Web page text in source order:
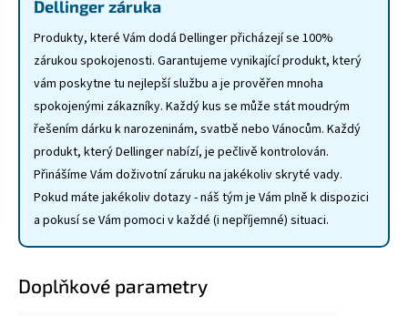
Dellinger záruka
Produkty, které Vám dodá Dellinger přicházejí se 100%
zárukou spokojenosti. Garantujeme vynikající produkt, který
vám poskytne tu nejlepší službu a je prověřen mnoha
spokojenými zákazníky. Každý kus se může stát moudrým
řešením dárku k narozeninám, svatbě nebo Vánocům. Každý
produkt, který Dellinger nabízí, je pečlivě kontrolován.
Přinášíme Vám doživotní záruku na jakékoliv skryté vady.
Pokud máte jakékoliv dotazy - náš tým je Vám plně k dispozici
a pokusí se Vám pomoci v každé (i nepříjemné) situaci.
Doplňkové parametry